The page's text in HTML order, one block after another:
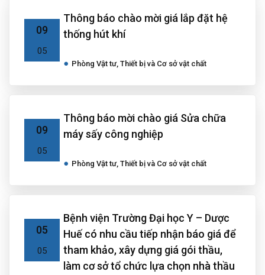
09
05
Thông báo chào mời giá lắp đặt hệ
thống hút khí
Phòng Vật tư, Thiết bị và Cơ sở vật chất
09
05
Thông báo mời chào giá Sửa chữa
máy sấy công nghiệp
Phòng Vật tư, Thiết bị và Cơ sở vật chất
05
05
Bệnh viện Trường Đại học Y – Dược
Huế có nhu cầu tiếp nhận báo giá để
tham khảo, xây dựng giá gói thầu,
làm cơ sở tổ chức lựa chọn nhà thầu